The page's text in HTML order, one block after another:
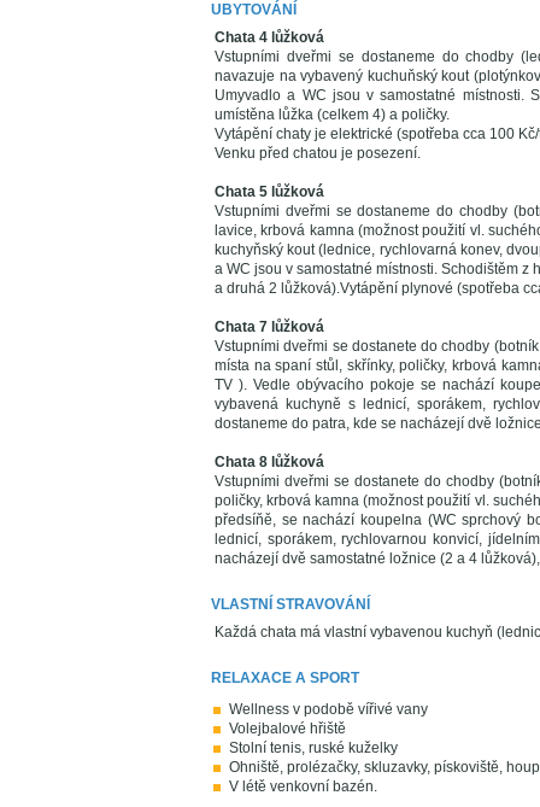
UBYTOVÁNÍ
Chata 4 lůžková
Vstupními dveřmi se dostaneme do chodby
navazuje na vybavený kuchuňský kout
Umyvadlo a WC jsou v samostatné místnosti.
umístěna lůžka (celkem 4) a poličky.
Vytápění chaty je elektrické (spotřeba cca 100
Venku před chatou je posezení.
Chata 5 lůžková
Vstupními dveřmi se dostaneme do chodby
lavice, krbová kamna (možnost použití vl.
kuchyňský kout (lednice, rychlovarná konev,
a WC jsou v samostatné místnosti. Schodištěm
a druhá 2 lůžková).Vytápění plynové (spotřeba
Chata 7 lůžková
Vstupními dveřmi se dostanete do chodby
místa na spaní stůl, skřínky, poličky, krbová
TV ). Vedle obývacího pokoje se nachází
vybavená kuchyně s lednicí, sporákem,
dostaneme do patra, kde se nacházejí dvě
Chata 8 lůžková
Vstupními dveřmi se dostanete do chodby
poličky, krbová kamna (možnost použití vl.
předsíňě, se nachází koupelna (WC sprchový
lednicí, sporákem, rychlovarnou konvicí,
nacházejí dvě samostatné ložnice (2 a 4
VLASTNÍ STRAVOVÁNÍ
Každá chata má vlastní vybavenou kuchyň
RELAXACE A SPORT
Wellness v podobě vířivé vany
Volejbalové hřiště
Stolní tenis, ruské kuželky
Ohniště, prolézačky, skluzavky, pískoviště,
V létě venkovní bazén.